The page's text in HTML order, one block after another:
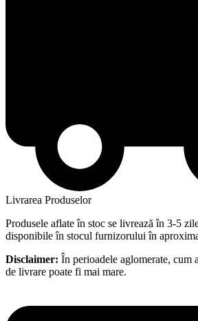
Livrarea Produselor
Produsele aflate în stoc se livrează în 3-5
disponibile în stocul furnizorului în
Disclaimer: În perioadele aglomerate, cum
de livrare poate fi mai mare.